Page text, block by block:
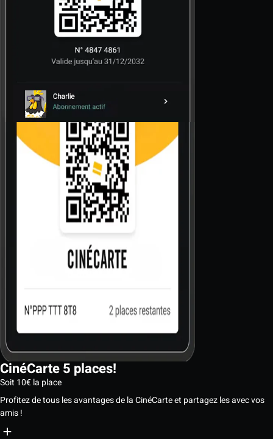
CinéCarte 5 places!
Soit 10€ la place
Profitez de tous les avantages de la CinéCarte et partagez les avec vos
amis !